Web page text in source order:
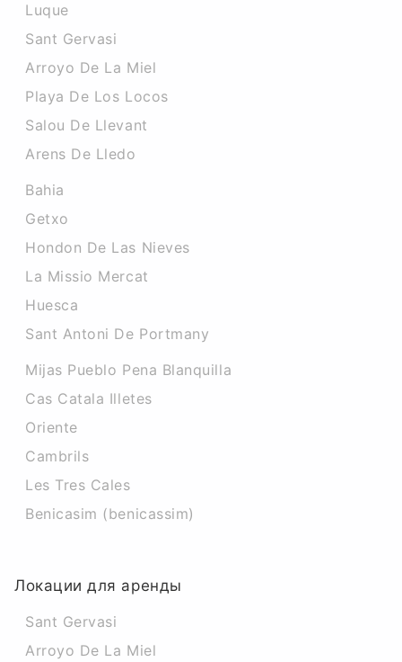
Luque
Sant Gervasi
Arroyo De La Miel
Playa De Los Locos
Salou De Llevant
Arens De Lledo
Bahia
Getxo
Hondon De Las Nieves
La Missio Mercat
Huesca
Sant Antoni De Portmany
Mijas Pueblo Pena Blanquilla
Cas Catala Illetes
Oriente
Cambrils
Les Tres Cales
Benicasim (benicassim)
Локации для аренды
Sant Gervasi
Arroyo De La Miel